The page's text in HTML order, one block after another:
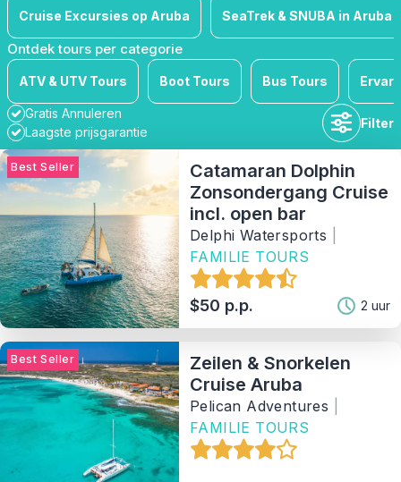
Cruise Excursies op Aruba SeaTrek & SNUBA in Aruba
Ontdek tours per categorie
ATV & UTV Tours Boot Tours Bus Tours
Gratis Annuleren
Laagste prijsgarantie
Filter
Duur
Beschikbaarheid
Prijsklasse
Activiteit
Best Seller
Catamaran Dolphin
Zonsondergang Cruise
incl. open bar
Delphi Watersports
FAMILIE TOURS
$50 p.p. 2 uur
Best Seller
Zeilen & Snorkelen
Cruise Aruba
Pelican Adventures
FAMILIE TOURS